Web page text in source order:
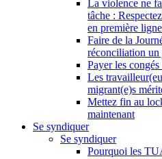
La violence ne
tâche :
en première
Faire de la
réconciliation
Payer les
Les
migrant(e)s
Mettez fin au
maintenant
Se syndiquer
Se syndiquer
Pourquoi les